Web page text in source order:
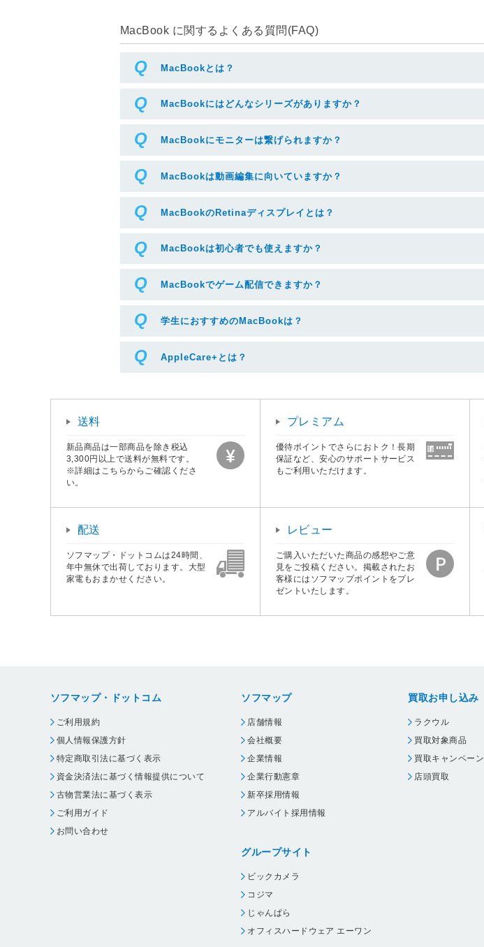
MacBook に関するよくある質問(FAQ)
MacBookとは？
MacBookにはどんなシリーズがありますか？
MacBookにモニターは繋げられますか？
MacBookは動画編集に向いていますか？
MacBookのRetinaディスプレイとは？
MacBookは初心者でも使えますか？
MacBookでゲーム配信できますか？
学生におすすめのMacBookは？
AppleCare+とは？
送料
新品商品は一部商品を除き税込
3,300円以上で送料が無料です。
※詳細はこちらからご確認くださ
い。
プレミアム
優待ポイントでさらにおトク！長期
保証など、安心のサポートサービス
もご利用いただけます。
配送
ソフマップ・ドットコムは24時間、
年中無休で出荷しております。大型
家電もおまかせください。
レビュー
ご購入いただいた商品の感想やご意
見をご投稿ください。掲載されたお
客様にはソフマップポイントをプレ
ゼントいたします。
ソフマップ・ドットコム
ご利用規約
個人情報保護方針
特定商取引法に基づく表示
資金決済法に基づく情報提供について
古物営業法に基づく表示
ご利用ガイド
お問い合わせ
ソフマップ
店舗情報
会社概要
企業情報
企業行動憲章
新卒採用情報
アルバイト採用情報
グループサイト
ビックカメラ
コジマ
じゃんぱら
オフィスハードウェア エーワン
買取お申し込み
ラクウル
買取対象商品
買取キャンペーン
店頭買取